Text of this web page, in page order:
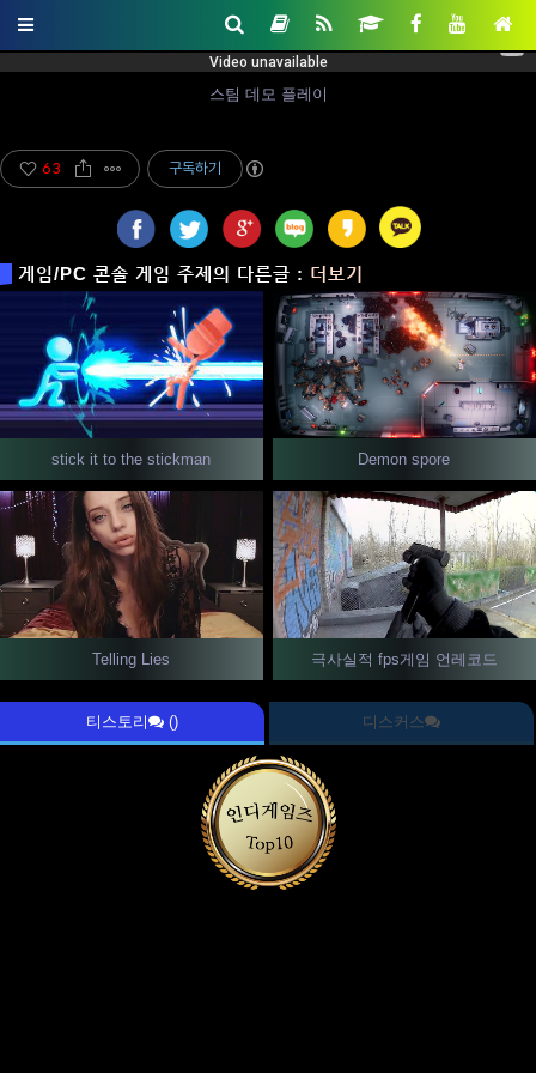
스팀 데모 플레이
63 구독하기
게임/PC 콘솔 게임 주제의 다른글 : 더보기
stick it to the stickman Demon spore
극사실적 fps게임 언레코드
Telling Lies
티스토리 () 디스커스